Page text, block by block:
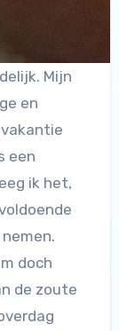
Mijn
en
een
ik het,
doch
de zoute